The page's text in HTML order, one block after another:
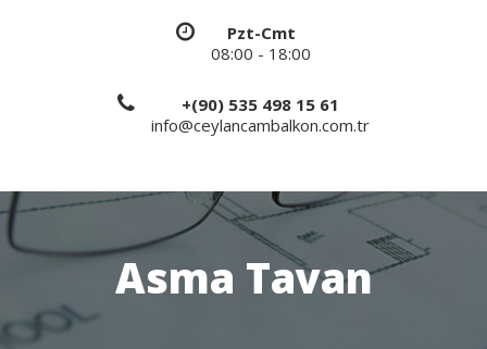
Pzt-Cmt
08:00 - 18:00
+(90) 535 498 15 61
info@ceylancambalkon.com.tr
Asma Tavan